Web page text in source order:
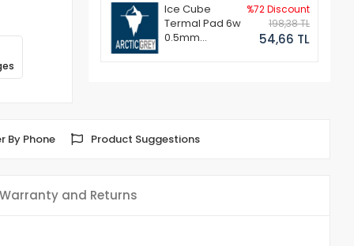
Ice Cube
Termal Pad 6w
0.5mm
%72 Discount
198,38 TL
54,66 TL
By Phone Product Suggestions
Warranty and Returns